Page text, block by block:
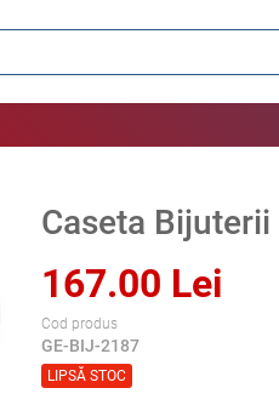
Caseta
167.00 Lei
Cod produs
GE-BIJ-2187
LIPSĂ STOC